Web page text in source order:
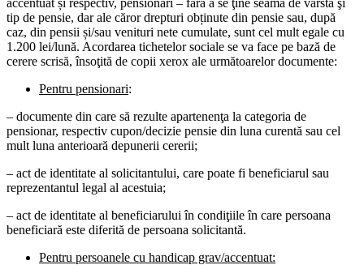
tip de pensie, dar ale căror drepturi obținute din pensie sau, după
caz, din pensii și/sau venituri nete cumulate, sunt cel mult egale cu
1.200 lei/lună. Acordarea tichetelor sociale se va face pe bază de
cerere scrisă, însoţită de copii xerox ale următoarelor documente:
Pentru pensionari:
– documente din care să rezulte apartenenţa la categoria de
pensionar, respectiv cupon/decizie pensie din luna curentă sau cel
mult luna anterioară depunerii cererii;
– act de identitate al solicitantului, care poate fi beneficiarul sau
reprezentantul legal al acestuia;
– act de identitate al beneficiarului în condiţiile în care persoana
beneficiară este diferită de persoana solicitantă.
Pentru persoanele cu handicap grav/accentuat: